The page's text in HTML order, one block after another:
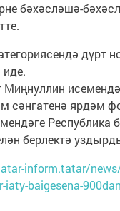
бәхәсләшә-
дүрт
иде.
Миңнуллин
сәнгатенә ярдәм
Республика
берлектә
inform.tatar/
iaty-baigesena-